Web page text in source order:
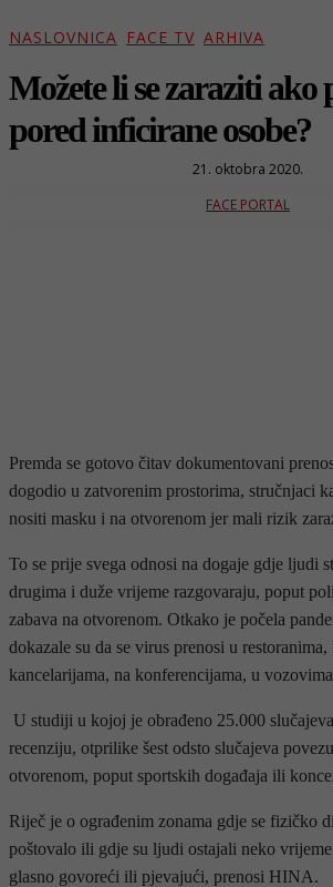
NASLOVNICA FACE TV ARHIVA
Možete li se zaraziti ako
pored inficirane osobe?
21. oktobra 2020.
FACE PORTAL
Premda se gotovo čitav dokumentovani
dogodio u zatvorenim prostorima, stručnjaci
nositi masku i na otvorenom jer mali rizik
To se prije svega odnosi na dogaje gdje ljudi
drugima i duže vrijeme razgovaraju, poput
zabava na otvorenom. Otkako je počela
dokazale su da se virus prenosi u
kancelarijama, na konferencijama, u
U studiji u kojoj je obrađeno 25.000
recenziju, otprilike šest odsto slučajeva
otvorenom, poput sportskih događaja ili
Riječ je o ograđenim zonama gdje se fizičko
poštovalo ili gdje su ljudi ostajali neko
glasno govoreći ili pjevajući, prenosi HINA.